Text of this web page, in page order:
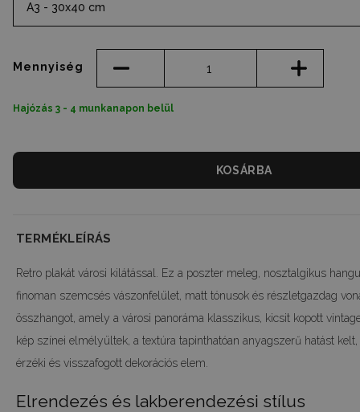
Hajózás 3 - 4 munkanapon belül
A3 - 30x40 cm
Mennyiség
KOSÁRBA
TERMÉKLEÍRÁS
Retro plakát városi kilátással. Ez a poszter meleg, nosztalgikus
finoman szemcsés vászonfelület, matt tónusok és részletgazdag
összhangot, amely a városi panoráma klasszikus, kicsit kopott
kép színei elmélyültek, a textúra tapinthatóan anyagszerű hatást
érzéki és visszafogott dekorációs elem.
Elrendezés és lakberendezési stílus